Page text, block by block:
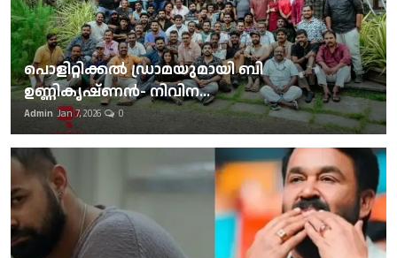
പൊളിറ്റിക്കല്‍ ഡ്രാമയുമായി ബി
ഉണ്ണികൃഷ്ണന്‍- നിവിന...
Admin Jan 7, 2026 0